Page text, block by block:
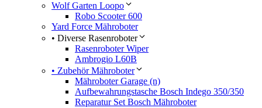
Wolf Garten Loopo
Robo Scooter 600
Yard Force Mähroboter
• Diverse Rasenroboter
Rasenroboter Wiper
Ambrogio L60B
• Zubehör Mähroboter
Mähroboter Garage (n)
Aufbewahrungstasche Bosch Indego 350/350
Reparatur Set Bosch Mähroboter